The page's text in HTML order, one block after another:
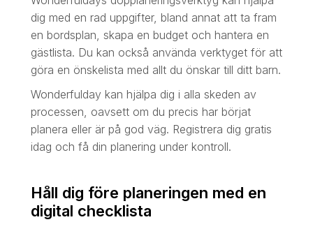
dig med en rad uppgifter, bland annat att ta fram
en bordsplan, skapa en budget och hantera en
gästlista. Du kan också använda verktyget för att
göra en önskelista med allt du önskar till ditt barn.
Wonderfulday kan hjälpa dig i alla skeden av
processen, oavsett om du precis har börjat
planera eller är på god väg. Registrera dig gratis
idag och få din planering under kontroll.
Håll dig före planeringen med en
digital checklista